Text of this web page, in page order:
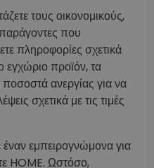
τους οικονομικούς,
που
πληροφορίες σχετικά
εγχώριο προϊόν, τα
ανεργίας για να
σχετικά με τις τιμές
έναν εμπειρογνώμονα για
HOME. Ωστόσο,